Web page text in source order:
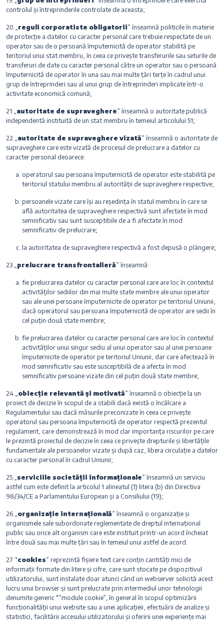
controlul și întreprinderile controlate de aceasta;
20.„ reguli corporatiste obligatorii” înseamnă politicile în materie
de protecție a datelor cu caracter personal care trebuie respectate de un
operator sau de o persoană împuternicită de operator stabilită pe
teritoriul unui stat membru, în ceea ce privește transferurile sau seturile de
transferuri de date cu caracter personal către un operator sau o persoană
împuternicită de operator în una sau mai multe țări terțe în cadrul unui
grup de întreprinderi sau al unui grup de întreprinderi implicate într-o
activitate economică comună;
21.„ autoritate de supraveghere” înseamnă o autoritate publică
independentă instituită de un stat membru în temeiul articolului 51;
22.„ autoritate de supraveghere vizată” înseamnă o autoritate de
supraveghere care este vizată de procesul de prelucrare a datelor cu
caracter personal deoarece:
operatorul sau persoana împuternicită de operator este stabilită pe
teritoriul statului membru al autorității de supraveghere respective;
persoanele vizate care își au reședința în statul membru în care se
află autoritatea de supraveghere respectivă sunt afectate în mod
semnificativ sau sunt susceptibile de a fi afectate în mod
semnificativ de prelucrare;
la autoritatea de supraveghere respectivă a fost depusă o plângere;
23.„ prelucrare transfrontalieră” înseamnă:
fie prelucrarea datelor cu caracter personal care are loc în contextul
activităților sediilor din mai multe state membre ale unui operator
sau ale unei persoane împuternicite de operator pe teritoriul Uniunii,
dacă operatorul sau persoana împuternicită de operator are sedii în
cel puțin două state membre;
fie prelucrarea datelor cu caracter personal care are loc în contextul
activităților unui singur sediu al unui operator sau al unei persoane
împuternicite de operator pe teritoriul Uniunii, dar care afectează în
mod semnificativ sau este susceptibilă de a afecta în mod
semnificativ persoane vizate din cel puțin două state membre;
24.„ obiecție relevantă și motivată” înseamnă o obiecție la un
proiect de decizie în scopul de a stabili dacă există o încălcare a
Regulamentului sau dacă măsurile preconizate în ceea ce privește
operatorul sau persoana împuternicită de operator respectă prezentul
regulament, care demonstrează în mod clar importanța riscurilor pe care
le prezintă proiectul de decizie în ceea ce privește drepturile și libertățile
fundamentale ale persoanelor vizate și după caz, libera circulație a datelor
cu caracter personal în cadrul Uniunii;
25.„ serviciile societății informaționale” înseamnă un serviciu
astfel cum este definit la articolul 1 alineatul (1) litera (b) din Directiva
98/34/CE a Parlamentului European și a Consiliului (19);
26.„ organizație internațională” înseamnă o organizație și
organismele sale subordonate reglementate de dreptul internațional
public sau orice alt organism care este instituit printr-un acord încheiat
între două sau mai multe țări sau în temeiul unui astfel de acord.
27. “cookies” reprezintă fișiere text care conțin cantități mici de
informații formate din litere și cifre, care sunt stocate pe dispozitivul
utilizatorului, sunt instalate doar atunci când un webserver solicită acest
lucru unui browser și sunt prelucrate prin intermediul unor tehnologii
denumite generic “”module cookie”, în general în scopul optimizării
funcționalității unui website sau a unei aplicațieii, efectuării de analize și
statistici, facilitării accesului utilizatorului și oferirii unei experiențe mai